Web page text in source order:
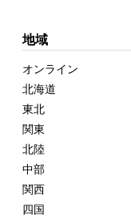
地域
オンライン
北海道
東北
関東
北陸
中部
関西
四国